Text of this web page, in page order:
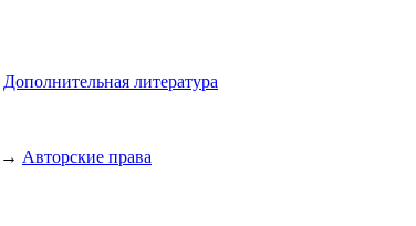
Дополнительная литература
→ Авторские права